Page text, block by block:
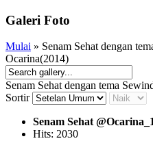
Galeri Foto
Mulai » Senam Sehat dengan
Ocarina(2014)
Senam Sehat dengan tema
Sortir
Senam Sehat
Hits: 2030